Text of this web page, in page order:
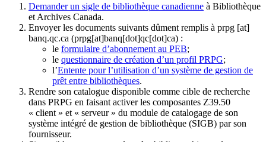
Demander un sigle de bibliothèque canadienne à Bibliothèque
et Archives Canada.
Envoyer les documents suivants dûment remplis à prpg [at]
banq.qc.ca (prpg[at]banq[dot]qc[dot]ca) :
le formulaire d’abonnement au PEB;
le questionnaire de création d’un profil PRPG;
l’Entente pour l’utilisation d’un système de gestion de
prêt entre bibliothèques.
Rendre son catalogue disponible comme cible de recherche
dans PRPG en faisant activer les composantes Z39.50
« client » et « serveur » du module de catalogage de son
système intégré de gestion de bibliothèque (SIGB) par son
fournisseur.